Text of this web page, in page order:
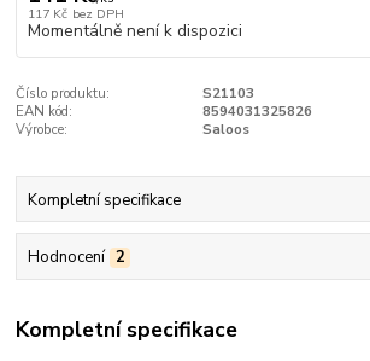
117 Kč bez DPH
Momentálně není k dispozici
Číslo produktu:
S21103
EAN kód:
8594031325826
Výrobce:
Saloos
Kompletní specifikace
Hodnocení 2
Kompletní specifikace